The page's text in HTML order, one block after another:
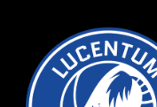
contenido